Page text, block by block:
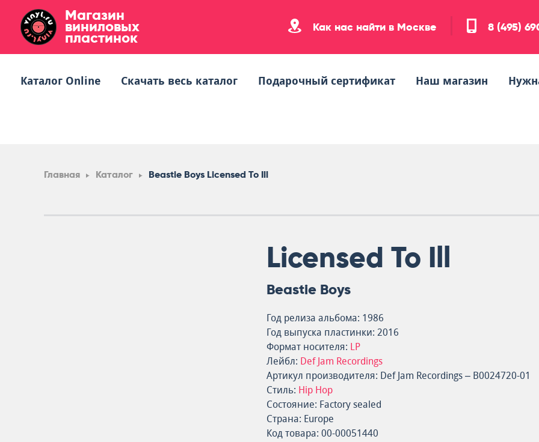
Магазин
виниловых
пластинок
Как нас найти в Москве 8 (495)
Каталог Online Скачать весь каталог Подарочный сертификат Наш магазин
Главная Каталог Beastie Boys Licensed To Ill
Licensed To Ill
Beastie Boys
Год релиза альбома: 1986
Год выпуска пластинки: 2016
Формат носителя: LP
Лейбл: Def Jam Recordings
Артикул производителя: Def Jam Recordings – B0024720-01
Стиль: Hip Hop
Состояние: Factory sealed
Страна: Europe
Код товара: 00-00051440